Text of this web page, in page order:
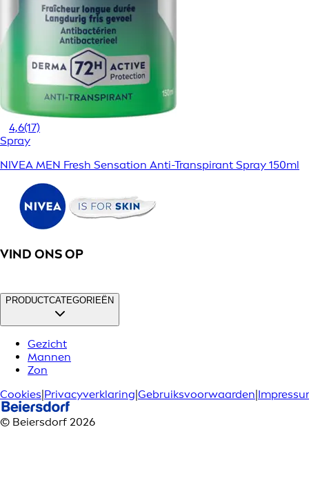
4,6(17)
Spray
NIVEA MEN Fresh Sensation Anti-Transpirant Spray 150ml
VIND ONS OP
PRODUCTCATEGORIEËN
Gezicht
Mannen
Zon
Cookies|Privacyverklaring|Gebruiksvoorwaarden|
© Beiersdorf 2026